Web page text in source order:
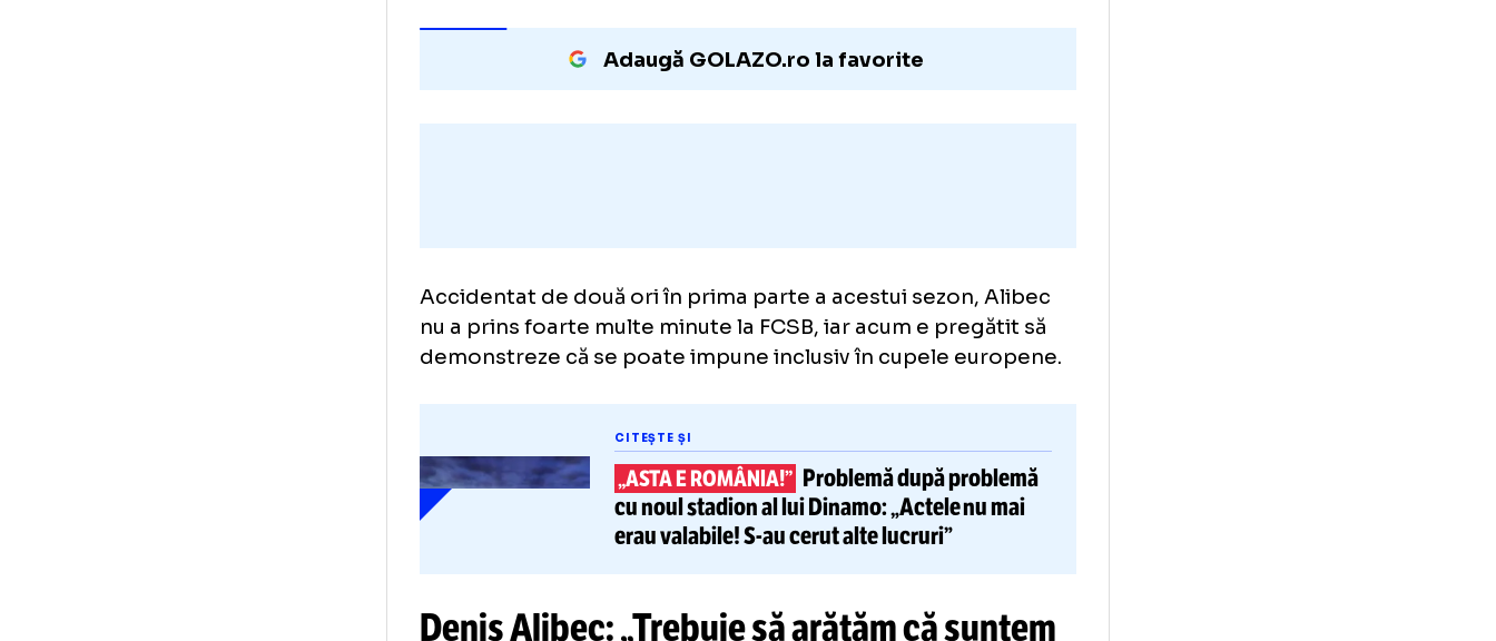
Go Ahead Eagles - FCSB se joacă joi, de la 19:45, liveTEXT
pe GOLAZO.ro și în direct pe Digi Sport 1 și Prima Sport 1.
nu a prins foarte multe minute la FCSB, iar acum e pregătit să
demonstreze că se poate impune inclusiv în cupele europene.
„ASTA E ROMÂNIA!”
Problemă după problemă